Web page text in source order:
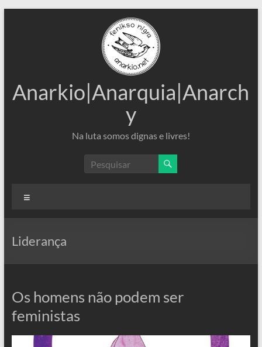
Anarkio|Anarquia|Anarch
y
Na luta somos dignas e livres!
Liderança
Os homens não podem ser
feministas